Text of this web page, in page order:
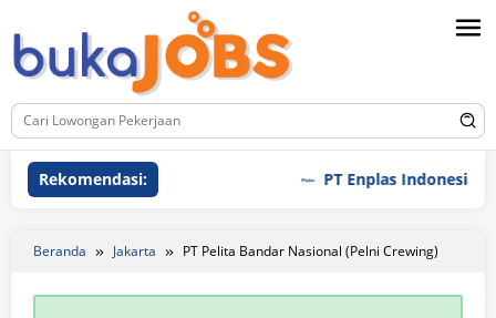
ke
konten
Rekomendasi: PT Enplas Indonesia
Beranda Jakarta PT Pelita Bandar Nasional (Pelni Crewing)